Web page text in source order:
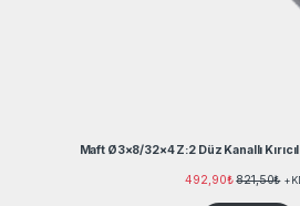
Maft Ø3×8/32×4 Z:2 Düz Kanallı
492,90₺ 821,50₺